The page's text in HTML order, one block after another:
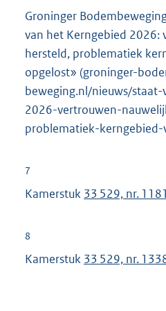
Groninger
van het Kerngebied 2026:
hersteld, problematiek
opgelost» (groninger-
beweging.nl/nieuws/
2026-vertrouwen-
problematiek-
7
Kamerstuk 33 529, nr. 1181
8
Kamerstuk 33 529, nr.